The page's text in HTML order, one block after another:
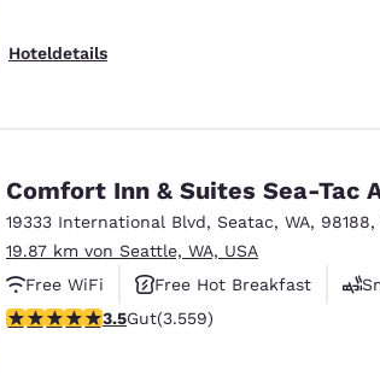
Hoteldetails
Comfort Inn & Suites Sea-Tac
19333 International Blvd, Seatac, WA, 98188,
19.87 km von Seattle, WA, USA
Free WiFi
Free Hot Breakfast
3.53-Sterne-Bewertung. Gut. 3559
3.5Gut(3.559)